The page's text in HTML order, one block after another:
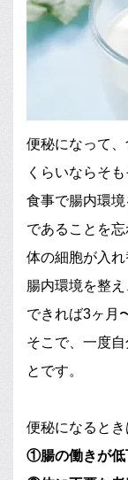
便秘になって
くらいならそ
食事で腸内環
であることを
体の細胞が入れ
腸内環境を整
できれば3ヶ月
そこで、一度
とです。
便秘になるとき
①腸の働きが低